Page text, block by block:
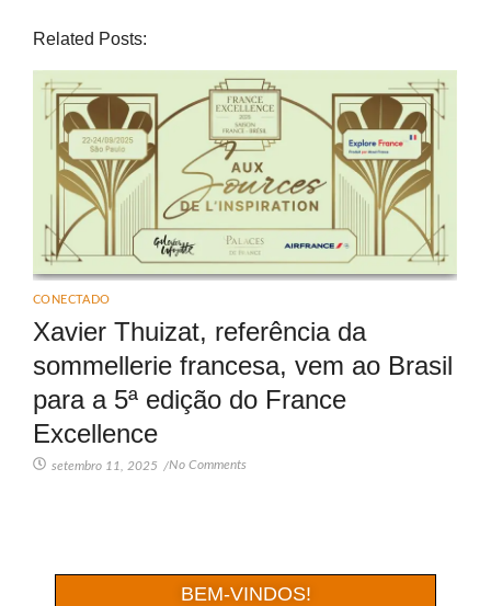
Related Posts:
CONECTADO
Xavier Thuizat, referência da
sommellerie francesa, vem ao Brasil
para a 5ª edição do France
Excellence
setembro 11, 2025 /No Comments
BEM-VINDOS!